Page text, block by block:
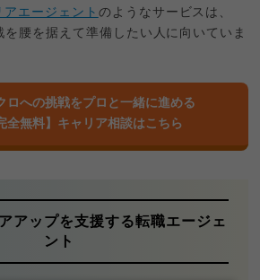
エージェント のようなサービスは、
腰を据えて準備したい人に向いていま
ロへの挑戦をプロと一緒に進める
全無料】キャリア相談はこちら
アップを支援する転職エージェ
ント